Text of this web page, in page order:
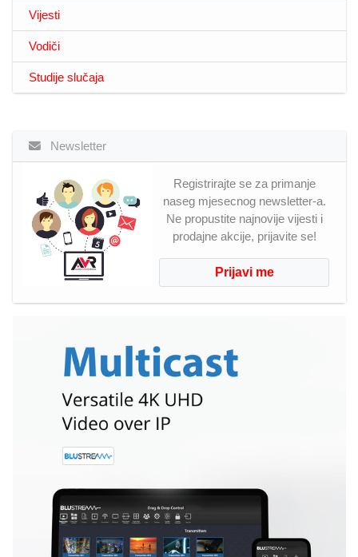
Vijesti
Vodiči
Studije slučaja
Newsletter
Registrirajte se za primanje
naseg mjesecnog newsletter-a.
Ne propustite najnovije vijesti i
prodajne akcije, prijavite se!
Prijavi me